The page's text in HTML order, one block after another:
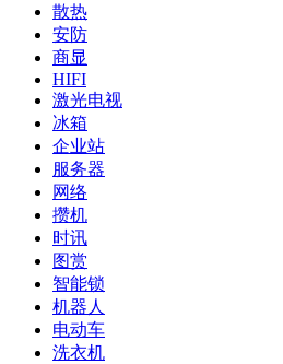
散热
安防
商显
HIFI
激光电视
冰箱
企业站
服务器
网络
攒机
时讯
图赏
智能锁
机器人
电动车
洗衣机